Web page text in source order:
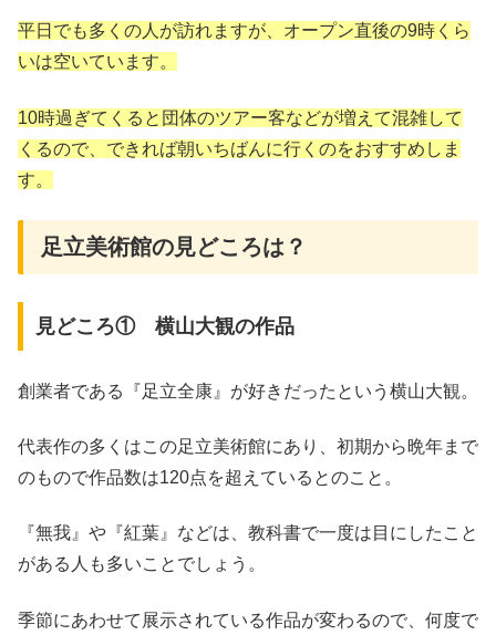
平日でも多くの人が訪れますが、オープン直後の9時くら
いは空いています。
10時過ぎてくると団体のツアー客などが増えて混雑して
くるので、できれば朝いちばんに行くのをおすすめしま
す。
足立美術館の見どころは？
見どころ① 横山大観の作品
創業者である『足立全康』が好きだったという横山大観。
代表作の多くはこの足立美術館にあり、初期から晩年まで
のもので作品数は120点を超えているとのこと。
『無我』や『紅葉』などは、教科書で一度は目にしたこと
がある人も多いことでしょう。
季節にあわせて展示されている作品が変わるので、何度で